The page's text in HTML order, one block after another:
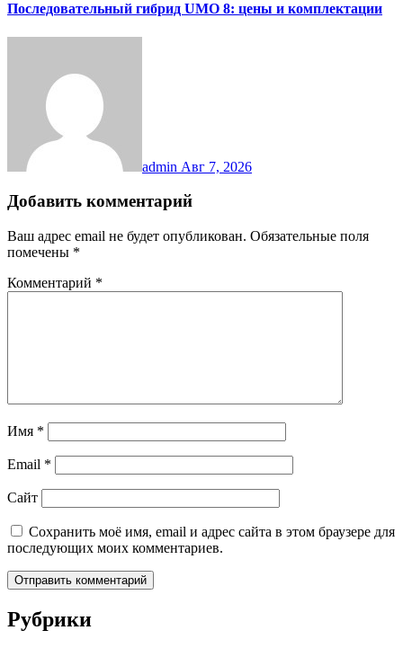
Последовательный гибрид UMO 8: цены и комплектации
admin Авг 7, 2026
Добавить комментарий
Ваш адрес email не будет опубликован. Обязательные поля
помечены *
Комментарий *
Имя *
Email *
Сайт
Сохранить моё имя, email и адрес сайта в этом браузере для
последующих моих комментариев.
Рубрики